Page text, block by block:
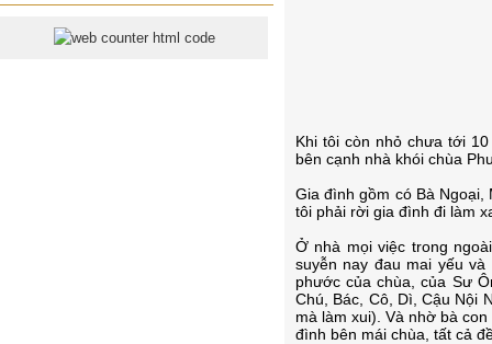
Khi tôi còn nhỏ chưa tới
bên cạnh nhà khói chùa
Gia đình gồm có Bà
tôi phải rời gia đình đi làm
Ở nhà mọi việc trong
suyễn nay đau mai yếu
phước của chùa, của Sư
Chú, Bác, Cô, Dì, Cậu Nội
mà làm xui). Và nhờ bà
đình bên mái chùa, tất cả